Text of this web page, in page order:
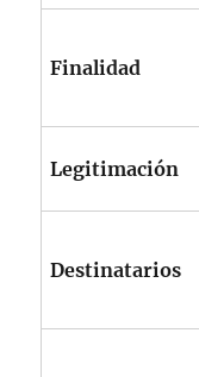
Finalidad
Legitimación
Destinatarios